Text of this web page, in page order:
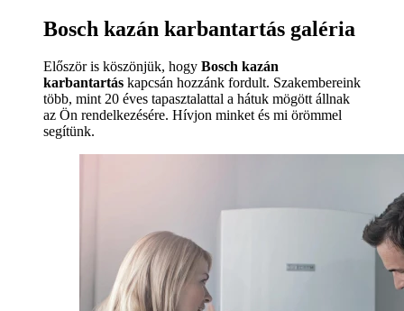
Bosch kazán karbantartás galéria
Először is köszönjük, hogy Bosch kazán
karbantartás kapcsán hozzánk fordult. Szakembereink
több, mint 20 éves tapasztalattal a hátuk mögött állnak
az Ön rendelkezésére. Hívjon minket és mi örömmel
segítünk.